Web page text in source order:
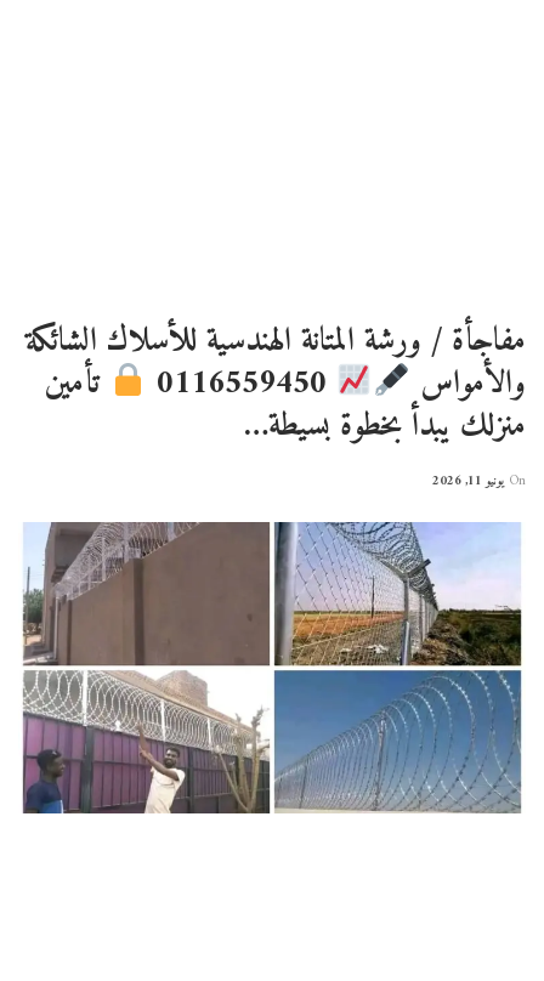
مفاجأة / ورشة المتانة الهندسية للأسلاك الشائكة
والأمواس تأمين
منزلك يبدأ بخطوة بسيطة…
On يونيو 11, 2026